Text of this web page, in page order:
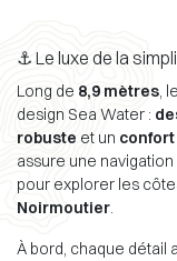
⚓ Le luxe de la
Long de 8,9 mètres, le
design Sea Water :
robuste et un
assure une navigation
pour explorer les
Noirmoutier.
À bord, chaque détail